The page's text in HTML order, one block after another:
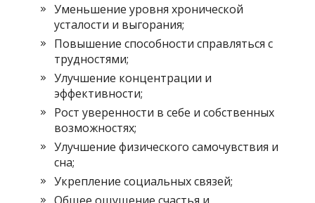
Уменьшение уровня хронической
усталости и выгорания;
Повышение способности справляться с
трудностями;
Улучшение концентрации и
эффективности;
Рост уверенности в себе и собственных
возможностях;
Улучшение физического самочувствия и
сна;
Укрепление социальных связей;